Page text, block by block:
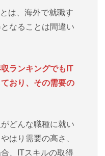
は、海外で就職す
なることは間違い
ランキングでもIT
おり、その需要の
どんな職種に就い
はり需要の高さ、
、ITスキルの取得